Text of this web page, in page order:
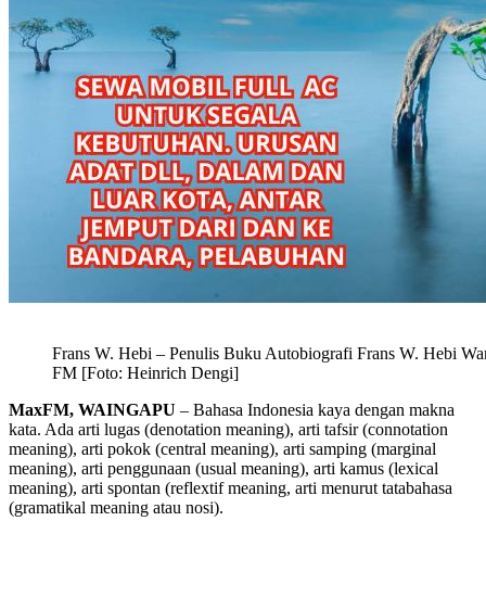
Frans W. Hebi – Penulis Buku Autobiografi Frans W. Hebi
FM [Foto: Heinrich Dengi]
MaxFM, WAINGAPU – Bahasa Indonesia kaya dengan makna
kata. Ada arti lugas (denotation meaning), arti tafsir (connotation
meaning), arti pokok (central meaning), arti samping (marginal
meaning), arti penggunaan (usual meaning), arti kamus (lexical
meaning), arti spontan (reflextif meaning, arti menurut tatabahasa
(gramatikal meaning atau nosi).